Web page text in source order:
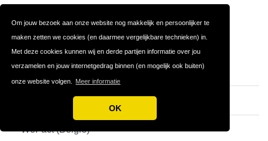
Om jouw bezoek aan onze website nog makkelijk en persoonlijker te
maken zetten we cookies (en daarmee vergelijkbare technieken) in.
Met deze cookies kunnen wij en derde partijen informatie over jou
verzamelen en jouw internetgedrag binnen (en mogelijk ook buiten)
onze website volgen. Meer informatie
OK
Nieuwe Boekhoudprogramma's
FactuurSturen.be
FactuurSturen.nl
WeFact (Belgie)